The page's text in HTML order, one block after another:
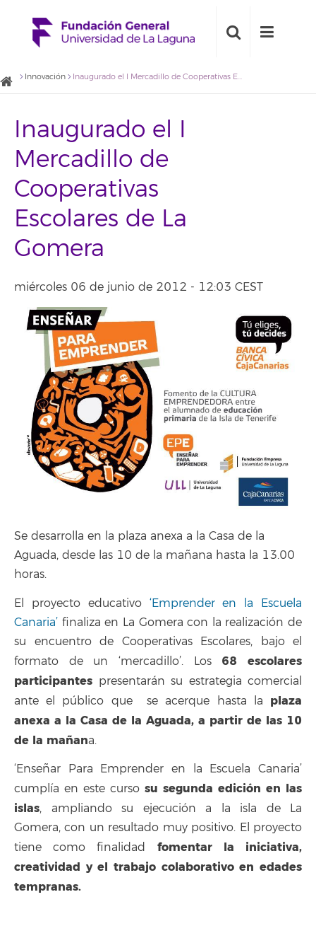
Innovación Inaugurado el I Mercadillo de Cooperativas Escolares de La Gomera
Inaugurado el I
Mercadillo de
Cooperativas
Escolares de La
Gomera
miércoles 06 de junio de 2012 - 12:03 CEST
Se desarrolla en la plaza anexa a la Casa de la
Aguada, desde las 10 de la mañana hasta la 13.00
horas.
El proyecto educativo ‘Emprender en la Escuela
Canaria’ finaliza en La Gomera con la realización de
su encuentro de Cooperativas Escolares, bajo el
formato de un ‘mercadillo’. Los 68 escolares
participantes presentarán su estrategia comercial
ante el público que se acerque hasta la plaza
anexa a la Casa de la Aguada, a partir de las 10
de la mañana.
‘Enseñar Para Emprender en la Escuela Canaria’
cumplía en este curso su segunda edición en las
islas, ampliando su ejecución a la isla de La
Gomera, con un resultado muy positivo. El proyecto
tiene como finalidad fomentar la iniciativa,
creatividad y el trabajo colaborativo en edades
tempranas.